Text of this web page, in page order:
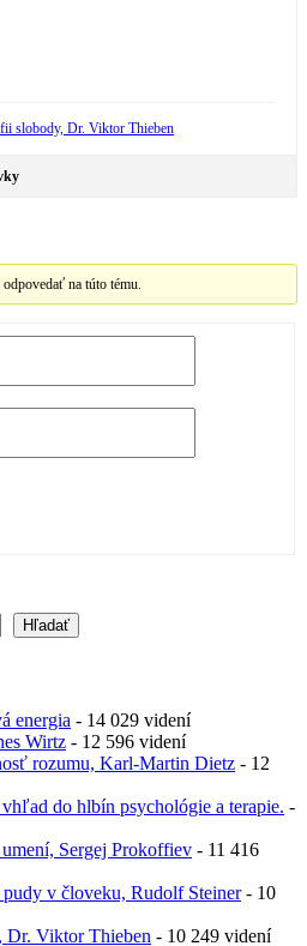
slobody, Dr. Viktor Thieben
na túto tému.
Hľadať
energia - 14 029 videní
Wirtz - 12 596 videní
rozumu, Karl-Martin Dietz - 12
do hlbín psychológie a terapie. -
Sergej Prokoffiev - 11 416
pudy v človeku, Rudolf Steiner- 10
Dr. Viktor Thieben - 10 249 videní